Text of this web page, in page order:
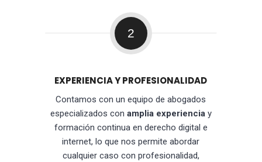
2
EXPERIENCIA Y PROFESIONALIDAD
Contamos con un equipo de abogados
especializados con amplia experienciay
formación continua en derecho digital e
internet, lo que nos permite abordar
cualquier caso con profesionalidad,